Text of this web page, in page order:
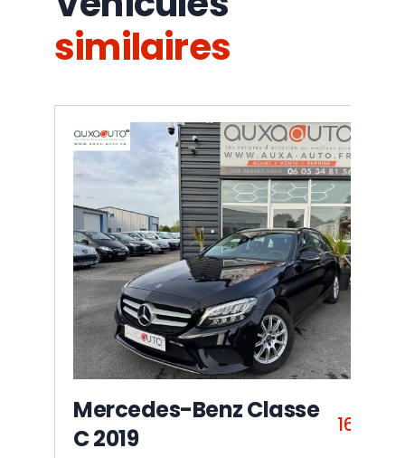
similaires
Mercedes-Benz Classe
C 2019
16 990